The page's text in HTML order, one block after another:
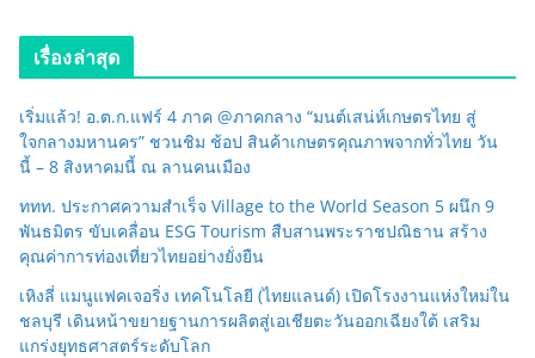
เรื่องล่าสุด
เริ่มแล้ว! อ.ต.ก.แฟร์ 4 ภาค @ภาคกลาง “มนต์เสน่ห์เกษตรไทย สู่
ใจกลางมหานคร” ชวนชิม ช้อป สินค้าเกษตรคุณภาพจากทั่วไทย วัน
นี้ – 8 สิงหาคมนี้ ณ ลานคนเมือง
ททท. ประกาศความสำเร็จ Village to the World Season 5 ผนึก 9
พันธมิตร ขับเคลื่อน ESG Tourism สืบสานพระราชปณิธาน สร้าง
คุณค่าการท่องเที่ยวไทยอย่างยั่งยืน
เหิงลี่ แมนูแฟคเจอริ่ง เทคโนโลยี (ไทยแลนด์) เปิดโรงงานแห่งใหม่ใน
ชลบุรี เดินหน้าขยายฐานการผลิตสู่เอเชียตะวันออกเฉียงใต้ เสริม
แกร่งยุทธศาสตร์ระดับโลก